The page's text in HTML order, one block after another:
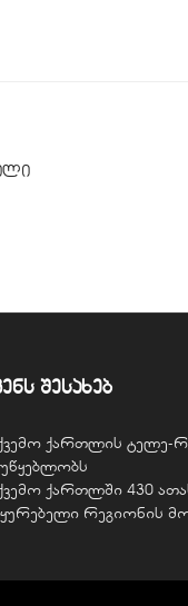
შესახებ
ქართლის ტელე-
ქართლში 430
რეგიონის